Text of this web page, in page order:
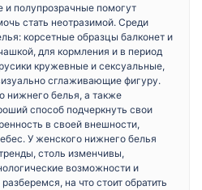
и полупрозрачные помогут
стать неотразимой. Среди
корсетные образцы балконет и
для кормления и в период
кружевные и сексуальные,
сглаживающие фигуру.
нижнего белья, а также
способ подчеркнуть свои
в своей внешности,
У женского нижнего белья
столь изменчивы,
возможности и
на что стоит обратить